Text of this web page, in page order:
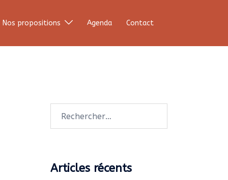
Nos propositions Agenda Contact
Articles récents